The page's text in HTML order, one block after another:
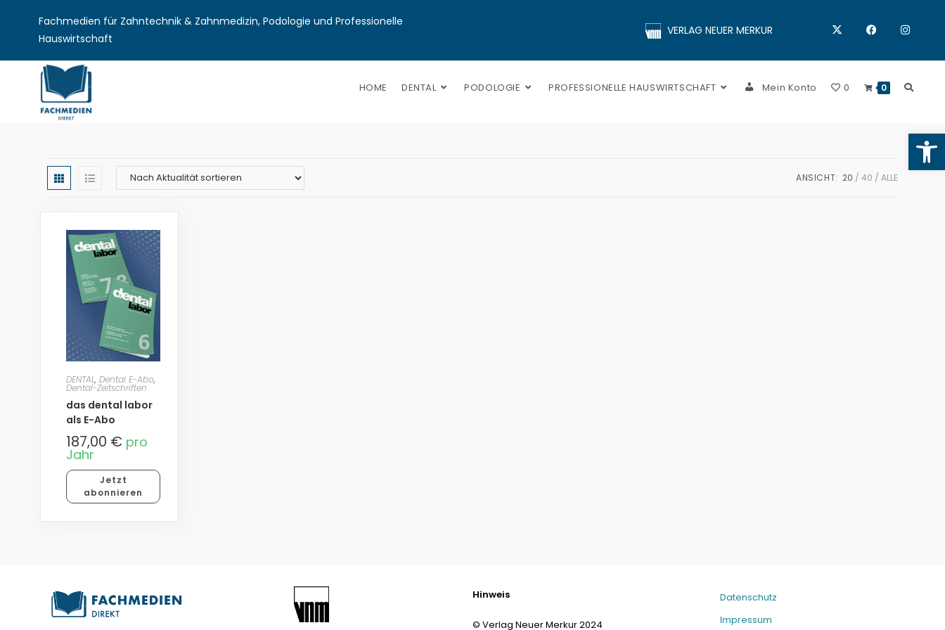
Fachmedien für Zahntechnik & Zahnmedizin, Podologie und Professionelle
Hauswirtschaft
VERLAG NEUER MERKUR
HOME DENTAL PODOLOGIE PROFESSIONELLE HAUSWIRTSCHAFT Mein Konto 0 0
ANSICHT: 20 40 ALLE
DENTAL,Dental E-Abo,
Dental-Zeitschriften
das dental labor
als E-Abo
187,00 € pro
Jahr
Jetzt
abonnieren
Hinweis
© Verlag Neuer Merkur 2024
Datenschutz
Impressum